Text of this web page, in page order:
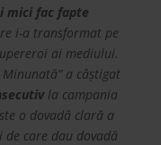
mici fac fapte
i-a transformat pe
ai mediului.
a câștigat
la campania
o dovadă clară a
de care dau dovadă